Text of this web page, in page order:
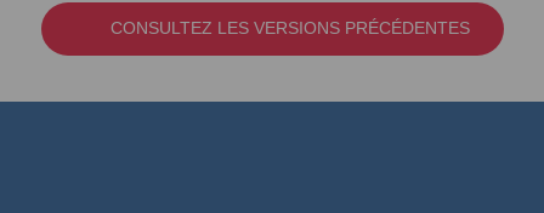
CONSULTEZ LES VERSIONS PRÉCÉDENTES